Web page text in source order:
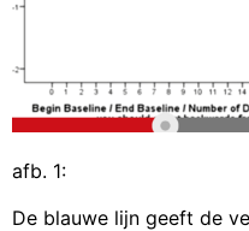
afb. 1:
De blauwe lijn geeft de